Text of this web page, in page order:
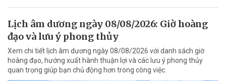
Lịch âm dương ngày 08/08/2026: Giờ hoàng
đạo và lưu ý phong thủy
Xem chi tiết lịch âm dương ngày 08/08/2026 với danh sách giờ
hoàng đạo, hướng xuất hành thuận lợi và các lưu ý phong thủy
quan trọng giúp bạn chủ động hơn trong công việc.